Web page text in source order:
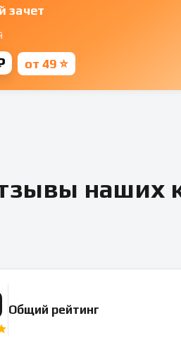
зачет
от 49 ⭐
наших
Общий рейтинг